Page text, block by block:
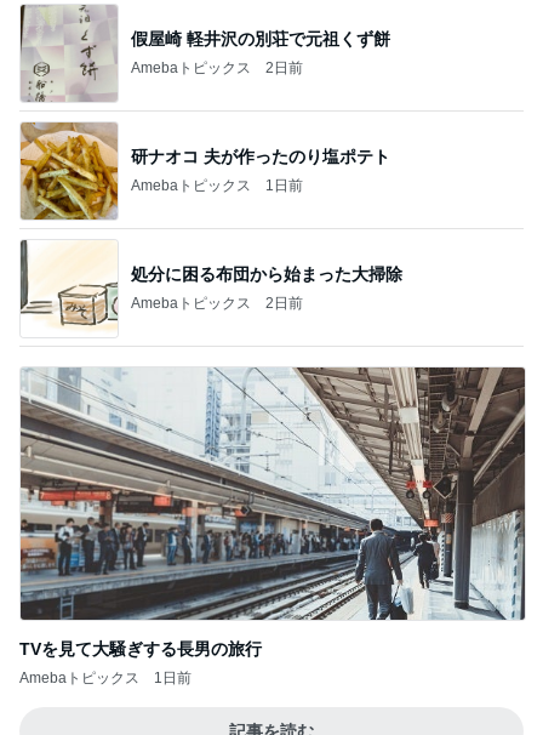
假屋崎 軽井沢の別荘で元祖くず餅
Amebaトピックス 2日前
研ナオコ 夫が作ったのり塩ポテト
Amebaトピックス 1日前
処分に困る布団から始まった大掃除
Amebaトピックス 2日前
TVを見て大騒ぎする長男の旅行
Amebaトピックス 1日前